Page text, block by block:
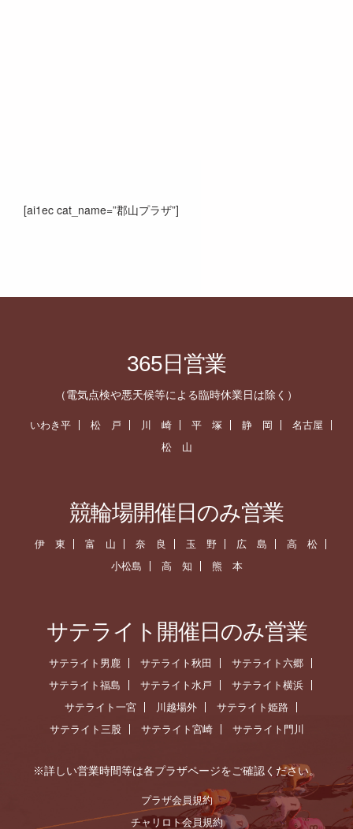
[ai1ec cat_name=”郡山プラザ”]
365日営業
（電気点検や悪天候等による臨時休業日は除く）
いわき平 松 戸 川 崎 平 塚 静 岡
名古屋
松 山
競輪場開催日のみ営業
伊 東 富 山 奈 良 玉 野 広 島
高 松
小松島
高 知 熊 本
サテライト開催日のみ営業
サテライト男鹿 サテライト秋田
サテライト六郷
サテライト福島
サテライト水戸
サテライト横浜
サテライト一宮
川越場外
サテライト姫路
サテライト三股
サテライト宮崎 サテライト門川
※詳しい営業時間等は各プラザページをご確認ください。
プラザ会員規約
チャリロト会員規約